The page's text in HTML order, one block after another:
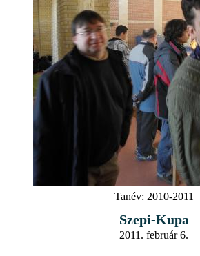
Tanév: 2010-2011
Szepi-Kupa
2011. február 6.